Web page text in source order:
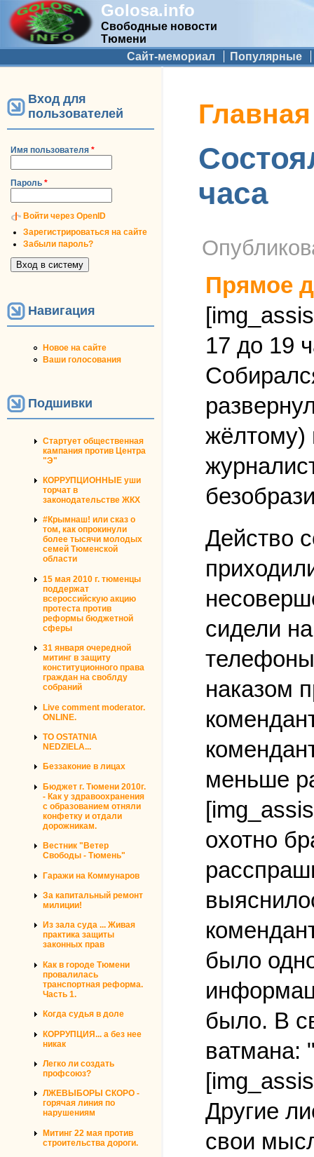
Golosa.info
Свободные новости
Тюмени
Дополнительное меню
Сайт-мемориал Популярные
Вход для
пользователей
Имя пользователя *
Пароль *
Войти через OpenID
Зарегистрироваться на сайте
Забыли пароль?
Навигация
Новое на сайте
Ваши голосования
Подшивки
Стартует общественная
кампания против Центра
"Э"
КОРРУПЦИОННЫЕ уши
торчат в
законодательстве ЖКХ
#Крымнаш! или сказ о
том, как опрокинули
более тысячи молодых
семей Тюменской
области
15 мая 2010 г. тюменцы
поддержат
всероссийскую акцию
протеста против
реформы бюджетной
сферы
31 января очередной
митинг в защиту
конституционного права
граждан на своблду
собраний
Live comment moderator.
ONLINE.
TO OSTATNIA
NEDZIELA...
Беззаконие в лицах
Бюджет г. Тюмени 2010г.
- Как у здравоохранения
с образованием отняли
конфетку и отдали
дорожникам.
Вестник "Ветер
Свободы - Тюмень"
Гаражи на Коммунаров
За капитальный ремонт
милиции!
Из зала суда ... Живая
практика защиты
законных прав
Как в городе Тюмени
провалилась
транспортная реформа.
Часть 1.
Когда судья в доле
КОРРУПЦИЯ... а без нее
никак
Легко ли создать
профсоюз?
ЛЖЕВЫБОРЫ СКОРО -
горячая линия по
нарушениям
Митинг 22 мая против
строительства дороги.
Вы здесь
Главная
часа
Прямое
17 до 19
жёлтому)
Действо
сидели
наказом
меньше
охотно
было
было. В
ватмана:
Другие
свои